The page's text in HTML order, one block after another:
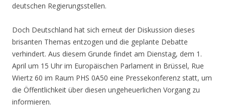
deutschen Regierungsstellen.
Doch Deutschland hat sich erneut der Diskussion dieses
brisanten Themas entzogen und die geplante Debatte
verhindert. Aus diesem Grunde findet am Dienstag, dem 1.
April um 15 Uhr im Europäischen Parlament in Brüssel, Rue
Wiertz 60 im Raum PHS 0A50 eine Pressekonferenz statt, um
die Öffentlichkeit über diesen ungeheuerlichen Vorgang zu
informieren.